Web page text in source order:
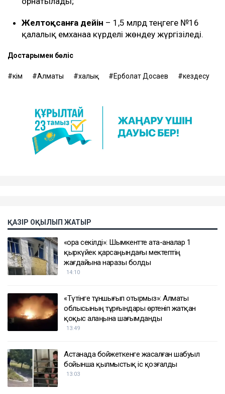
Желтоқсанға дейін – 1,5 млрд теңгеге №16
қалалық емханаға күрделі жөндеу жүргізіледі.
Достарыңмен бөліс
әкім Алматы халық Ерболат Досаев кездесу
ҚАЗІР ОҚЫЛЫП ЖАТЫР
«Қора секілді»: Шымкентте ата-аналар 1
қыркүйек қарсаңындағы мектептің
жағдайына наразы болды
14:10
«Түтінге тұншығып отырмыз»: Алматы
облысының тұрғындары өртеніп жатқан
қоқыс алаңына шағымданды
13:49
Астанада бойжеткенге жасалған шабуыл
бойынша қылмыстық іс қозғалды
13:03